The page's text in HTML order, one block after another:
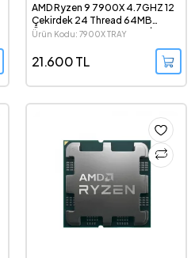
AMD Ryzen 9 7900X 4.7GHZ 12
Çekirdek 24 Thread 64MB
Önbellek Soket AM5 Tray İşlemci
Ürün Kodu: 7900X TRAY
21.600 TL